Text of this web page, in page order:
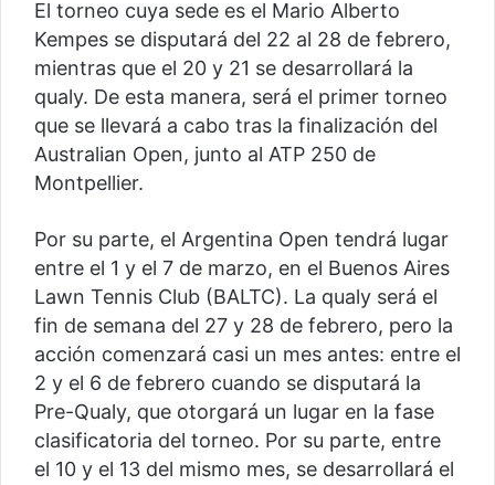
El torneo cuya sede es el Mario Alberto
Kempes se disputará del 22 al 28 de febrero,
mientras que el 20 y 21 se desarrollará la
qualy. De esta manera, será el primer torneo
que se llevará a cabo tras la finalización del
Australian Open, junto al ATP 250 de
Montpellier.
Por su parte, el Argentina Open tendrá lugar
entre el 1 y el 7 de marzo, en el Buenos Aires
Lawn Tennis Club (BALTC). La qualy será el
fin de semana del 27 y 28 de febrero, pero la
acción comenzará casi un mes antes: entre el
2 y el 6 de febrero cuando se disputará la
Pre-Qualy, que otorgará un lugar en la fase
clasificatoria del torneo. Por su parte, entre
el 10 y el 13 del mismo mes, se desarrollará el